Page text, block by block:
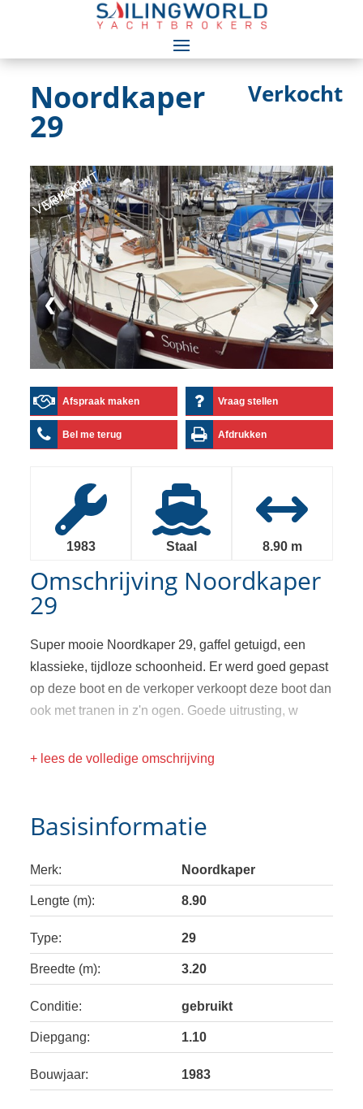
Noordkaper
29
Verkocht
VERKOCHT
Verkocht
❮ ❯
Afspraak maken Vraag stellen
Bel me terug Afdrukken
1983 Staal 8.90 m
Omschrijving Noordkaper
29
Super mooie Noordkaper 29, gaffel getuigd, een
klassieke, tijdloze schoonheid. Er werd goed gepast
op deze boot en de verkoper verkoopt deze boot dan
ook met tranen in z'n ogen. Goede uitrusting, w
+ lees de volledige omschrijving
Basisinformatie
Merk: Noordkaper
Lengte (m): 8.90
Type: 29
Breedte (m): 3.20
Conditie: gebruikt
Diepgang: 1.10
Bouwjaar: 1983